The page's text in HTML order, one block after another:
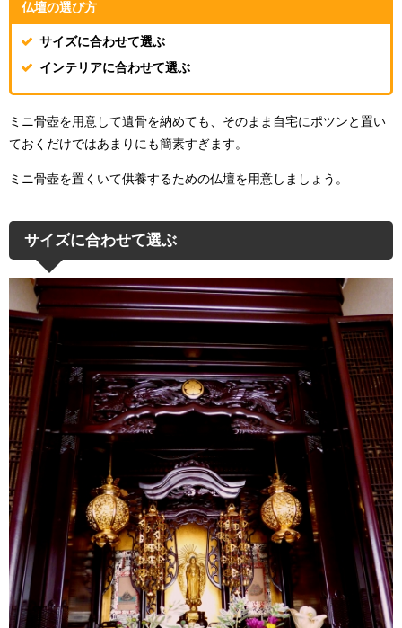
仏壇の選び方
サイズに合わせて選ぶ
インテリアに合わせて選ぶ
ミニ骨壺を用意して遺骨を納めても、そのまま自宅にポツンと置い
ておくだけではあまりにも簡素すぎます。
ミニ骨壺を置くいて供養するための仏壇を用意しましょう。
サイズに合わせて選ぶ